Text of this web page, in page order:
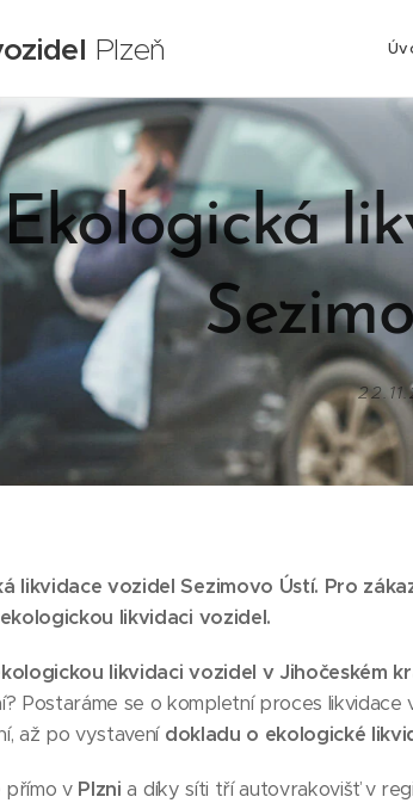
Plzeň
Ekologická
likvidace vozidel Sezimovo Ústí. Pro
likvidaci vozidel.
likvidaci vozidel v Jihočeském
Postaráme se o kompletní proces likvidace
až po vystavení dokladu o ekologické
přímo v Plzni a díky síti tří autovrakovišť v